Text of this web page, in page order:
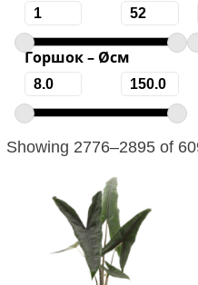
Горшок – Øсм
Showing 2776–2895 of